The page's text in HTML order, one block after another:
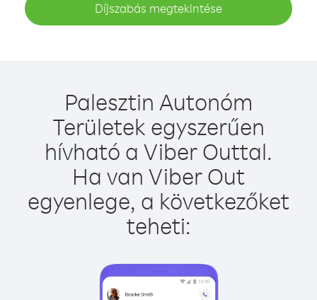
Díjszabás megtekintése
Palesztin Autonóm
Területek egyszerűen
hívható a Viber Outtal.
Ha van Viber Out
egyenlege, a következőket
teheti: